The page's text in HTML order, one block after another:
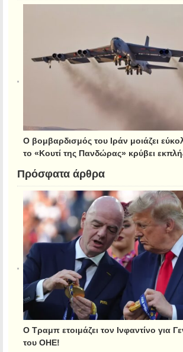
Ο βομβαρδισμός του Ιράν μοιάζει
το «Κουτί της Πανδώρας» κρύβει
Πρόσφατα άρθρα
Ο Τραμπ ετοιμάζει τον Ινφαντίνο για
του ΟΗΕ!